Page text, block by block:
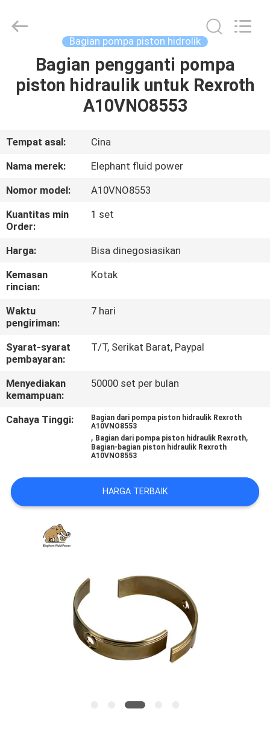
RUMAH
TENTANG
KAMI
TUR
PABRIK
KONTROL
KUALITAS
HUBUNGI
KAMI
BERITA
KASUS
PRIVACY
POLICY
Power
Co.,Ltd.
Bagian pompa piston hidrolik
Bagian pengganti pompa
piston hidraulik untuk Rexroth
A10VNO8553
Tempat asal:
Cina
Nama merek:
Elephant fluid power
Nomor model:
A10VNO8553
Kuantitas min
Order:
1 set
Harga:
Bisa dinegosiasikan
Kemasan
rincian:
Kotak
Waktu
pengiriman:
7 hari
Syarat-syarat
pembayaran:
T/T, Serikat Barat, Paypal
Menyediakan
kemampuan:
50000 set per bulan
Cahaya Tinggi:
Bagian dari pompa piston hidraulik Rexroth
A10VNO8553
, Bagian dari pompa piston hidraulik Rexroth,
Bagian-bagian piston hidraulik Rexroth
A10VNO8553
HARGA TERBAIK